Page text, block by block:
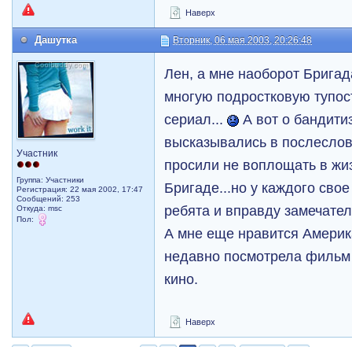
Наверх
Дашутка Вторник, 06 мая 2003, 20:26:48
Участник
Группа: Участники
Регистрация: 22 мая 2002, 17:47
Сообщений: 253
Откуда: msc
Пол:
Лен, а мне наоборот
многую подростковую
сериал...
А вот о
высказывались в
просили не воплощать в
Бригаде...но у каждого
ребята и вправду
А мне еще нравится
недавно посмотрела
кино.
Наверх